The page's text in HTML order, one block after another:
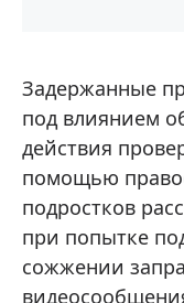
Задержанные
под влиянием
действия
помощью
подростков
при попытке
сожжении